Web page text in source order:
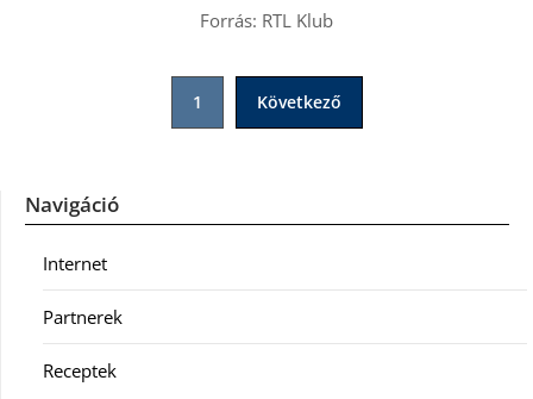
Forrás: RTL Klub
1 Következő
Navigáció
Internet
Partnerek
Receptek